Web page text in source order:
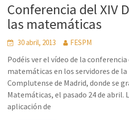
Conferencia del XIV
las matemáticas
30 abril, 2013 FESPM
Podéis ver el vídeo de la conferencia
matemáticas en los servidores de la
Complutense de Madrid, donde se
Matemáticas, el pasado 24 de abril.
aplicación de